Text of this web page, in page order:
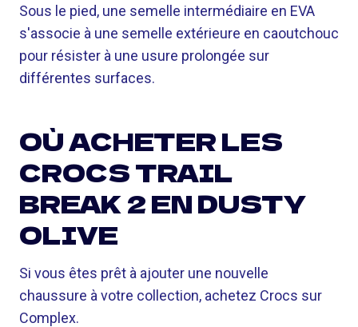
Sous le pied, une semelle intermédiaire en EVA
s'associe à une semelle extérieure en caoutchouc
pour résister à une usure prolongée sur
différentes surfaces.
OÙ ACHETER LES
CROCS TRAIL
BREAK 2 EN DUSTY
OLIVE
Si vous êtes prêt à ajouter une nouvelle
chaussure à votre collection, achetez Crocs sur
Complex.